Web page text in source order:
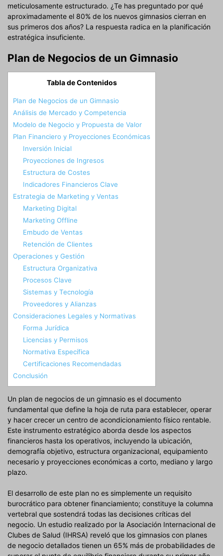
meticulosamente estructurado. ¿Te has preguntado por qué
aproximadamente el 80% de los nuevos gimnasios cierran en
sus primeros dos años? La respuesta radica en la planificación
estratégica insuficiente.
Plan de Negocios de un Gimnasio
Tabla de Contenidos
Plan de Negocios de un Gimnasio
Análisis de Mercado y Competencia
Modelo de Negocio y Propuesta de Valor
Plan Financiero y Proyecciones Económicas
Inversión Inicial
Proyecciones de Ingresos
Estructura de Costes
Indicadores Financieros Clave
Estrategia de Marketing y Ventas
Marketing Digital
Marketing Offline
Embudo de Ventas
Retención de Clientes
Operaciones y Gestión
Estructura Organizativa
Procesos Clave
Sistemas y Tecnología
Proveedores y Alianzas
Consideraciones Legales y Normativas
Forma Jurídica
Licencias y Permisos
Normativa Específica
Certificaciones Recomendadas
Conclusión
Un plan de negocios de un gimnasio es el documento
fundamental que define la hoja de ruta para establecer, operar
y hacer crecer un centro de acondicionamiento físico rentable.
Este instrumento estratégico aborda desde los aspectos
financieros hasta los operativos, incluyendo la ubicación,
demografía objetivo, estructura organizacional, equipamiento
necesario y proyecciones económicas a corto, mediano y largo
plazo.
El desarrollo de este plan no es simplemente un requisito
burocrático para obtener financiamiento; constituye la columna
vertebral que sostendrá todas las decisiones críticas del
negocio. Un estudio realizado por la Asociación Internacional de
Clubes de Salud (IHRSA) reveló que los gimnasios con planes
de negocio detallados tienen un 65% más de probabilidades de